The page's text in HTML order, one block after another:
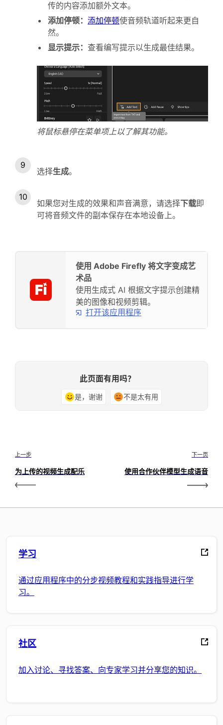
传的内容添加额外文本。
添加停顿： 添加停顿使音频轨道听起来更自
然。
显示提示： 查看编写提示以生成最佳结果。
将鼠标悬停在菜单项上以了解其功能。
选择生成。
如果您对生成的效果和声音满意，请选择下载即
可将音频文件的副本保存在本地设备上。
使用 Adobe Firefly 将文字变成艺
术品
使用生成式 AI 根据文字提示创建精
美的图像和视频剪辑。
打开该应用程序
此页面有用吗？
是，谢谢 不是太有用
上一步
为上传的视频生成配乐
下一页
使用合作伙伴模型生成语音
学习
通过应用程序中的分步视频教程和实践指导进行学
习。
社区
加入讨论、寻找答案、向专家学习并分享您的知识。